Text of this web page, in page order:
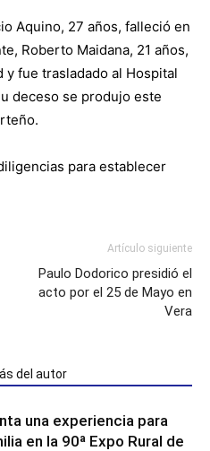
Aquino, 27 años, falleció en
Roberto Maidana, 21 años,
fue trasladado al Hospital
deceso se produjo este
para establecer
Artículo siguiente
Paulo Dodorico presidió el
acto por el 25 de Mayo en
Vera
del autor
una experiencia para
en la 90ª Expo Rural de